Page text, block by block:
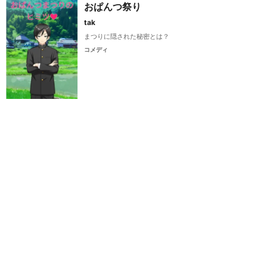
おぱんつ祭り
tak
まつりに隠された秘密とは？
コメディ